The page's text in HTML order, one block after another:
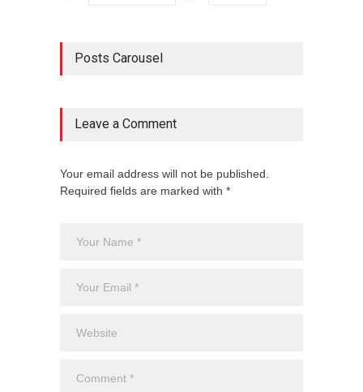
Posts Carousel
Leave a Comment
Your email address will not be published.
Required fields are marked with *